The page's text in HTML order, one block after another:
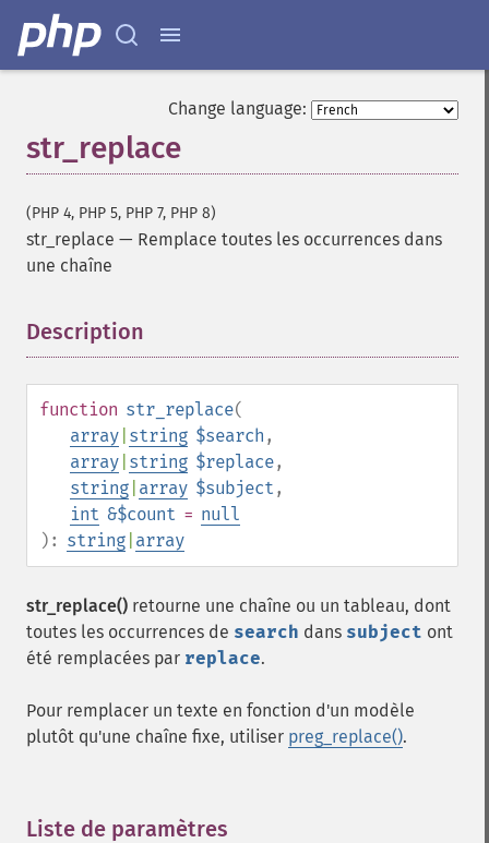
Change language:
str_replace
(PHP 4, PHP 5, PHP 7, PHP 8)
str_replace — Remplace toutes les occurrences dans
une chaîne
Description
function str_replace(
array string $search ,
array string $replace,
string array $subject ,
int &$count = null
): string array
str_replace() retourne une chaîne ou un tableau, dont
toutes les occurrences de search dans subject ont
été remplacées par replace.
Pour remplacer un texte en fonction d'un modèle
plutôt qu'une chaîne fixe, utiliser preg_replace().
Liste de paramètres